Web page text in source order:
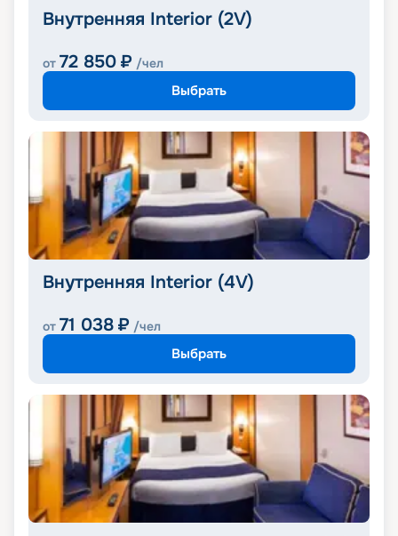
Внутренняя Interior (2V)
от 72 850 ₽ /чел
Выбрать
Внутренняя Interior (4V)
от 71 038 ₽ /чел
Выбрать